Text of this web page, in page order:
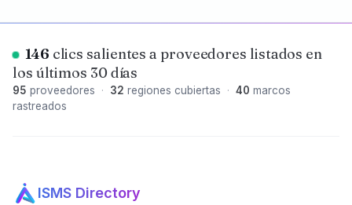
146 clics salientes a proveedores listados en
los últimos 30 días
95 proveedores · 32 regiones cubiertas · 40 marcos
rastreados
ISMS Directory